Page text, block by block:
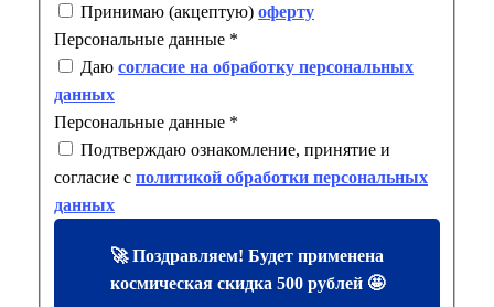
Принимаю (акцептую) оферту
Персональные данные *
Даю согласие на обработку персональных
данных
Персональные данные *
Подтверждаю ознакомление, принятие и
согласие с политикой обработки персональных
данных
🚀 Поздравляем! Будет применена
космическая скидка 500 рублей 🤩